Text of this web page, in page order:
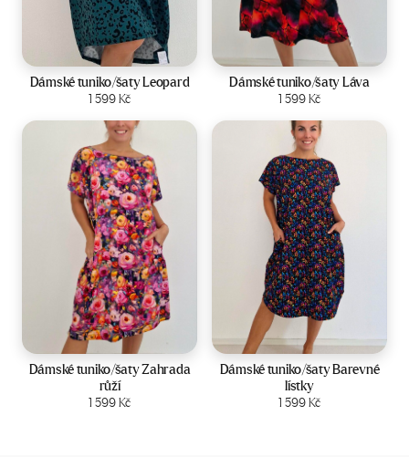
Velikost:44-50
Dámské tuniko/šaty Leopard
1 599Kč
Zobrazit produkt
Velikost: 44-50
Dámské tuniko/šaty Láva
1 599Kč
Zobrazit produkt
Velikost:44-50
Dámské tuniko/šaty Zahrada
růží
1 599Kč
Zobrazit produkt
Velikost:44-50
Dámské tuniko/šaty Barevné
lístky
1 599Kč
Zobrazit produkt